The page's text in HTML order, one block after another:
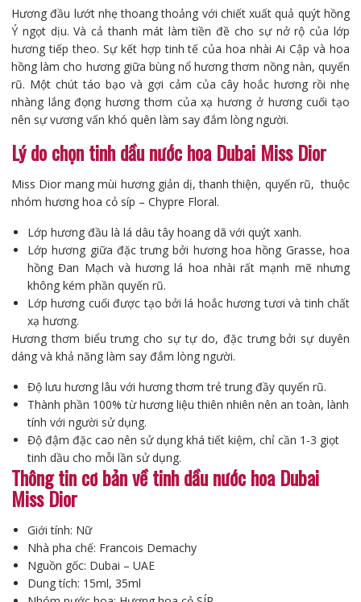
Hương đầu lướt nhẹ thoang thoảng với chiết xuất quả quýt hồng
Ý ngọt dịu. Và cả thanh mát làm tiền đề cho sự nở rộ của lớp
hương tiếp theo. Sự kết hợp tinh tế của hoa nhài Ai Cập và hoa
hồng làm cho hương giữa bùng nổ hương thơm nồng nàn, quyến
rũ. Một chút táo bạo và gợi cảm của cây hoắc hương rồi nhẹ
nhàng lắng đọng hương thơm của xạ hương ở hương cuối tạo
nên sự vương vấn khó quên làm say đắm lòng người.
Lý do chọn tinh dầu nước hoa Dubai Miss Dior
Miss Dior mang mùi hương giản dị, thanh thiện, quyến rũ, thuộc
nhóm hương hoa cỏ síp – Chypre Floral.
Lớp hương đầu là lá dâu tây hoang dã với quýt xanh.
Lớp hương giữa đặc trưng bởi hương hoa hồng Grasse, hoa
hồng Đan Mạch và hương lá hoa nhài rất mạnh mẽ nhưng
không kém phần quyến rũ.
Lớp hương cuối được tạo bởi lá hoắc hương tươi và tinh chất
xạ hương.
Hương thơm biểu trưng cho sự tự do, đặc trưng bởi sự duyên
dáng và khả năng làm say đắm lòng người.
Độ lưu hương lâu với hương thơm trẻ trung đầy quyến rũ.
Thành phần 100% từ hương liệu thiên nhiên nên an toàn, lành
tính với người sử dụng.
Độ đậm đặc cao nên sử dụng khá tiết kiệm, chỉ cần 1-3 giọt
tinh dầu cho mỗi lần sử dụng.
Thông tin cơ bản về tinh dầu nước hoa Dubai
Miss Dior
Giới tính: Nữ
Nhà pha chế: Francois Demachy
Nguồn gốc: Dubai – UAE
Dung tích: 15ml, 35ml